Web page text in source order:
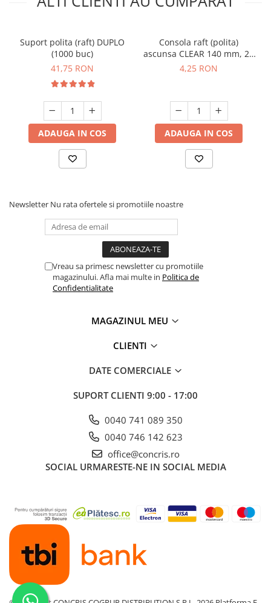
Suport polita (raft) DUPLO
(1000 buc)
41,75 RON
ADAUGA IN COS
Consola raft (polita)
ascunsa CLEAR 140 mm, 25
kg, maro
4,25 RON
ADAUGA IN COS
Newsletter Nu rata ofertele si promotiile noastre
Vreau sa primesc newsletter cu promotiile
magazinului. Afla mai multe in Politica de
Confidentialitate
MAGAZINUL MEU
CLIENTI
DATE COMERCIALE
SUPORT CLIENTI 9:00 - 17:00
0040 741 089 350
0040 746 142 623
office@concris.ro
SOCIAL URMARESTE-NE IN SOCIAL MEDIA